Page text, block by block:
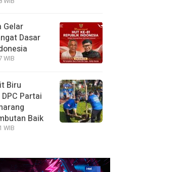
Gelar
Dasar
WIB
Biru
Partai
Baik
WIB